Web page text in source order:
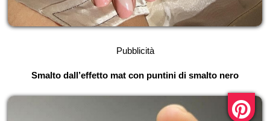
Pubblicità
Smalto dall’effetto mat con puntini di smalto nero